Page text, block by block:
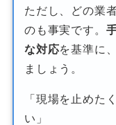
ただし、どの業
のも事実です。
な対応を基準に
ましょう。
「現場を止めた
い」